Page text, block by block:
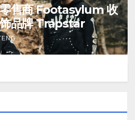
售商 Footasylum 收
品牌 Trapstar